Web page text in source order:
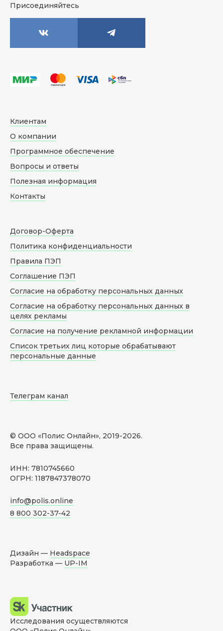
Присоединяйтесь
© ООО «Полис Онлайн», 2019-2026.
Все права защищены.
ИНН: 7810745660
ОГРН: 1187847378070
info@polis.online
8 800 302-37-42
Клиентам
О компании
Программное обеспечение
Вопросы и ответы
Полезная информация
Контакты
Договор-Оферта
Политика конфиденциальности
Правила ПЭП
Соглашение ПЭП
Согласие на обработку персональных данных
Согласие на обработку персональных данных в
целях рекламы
Согласие на получение рекламной информации
Список третьих лиц которые обрабатывают
персональные данные
Телеграм канал
Дизайн — Headspace
Разработка — UP-IM
Исследования осуществляются